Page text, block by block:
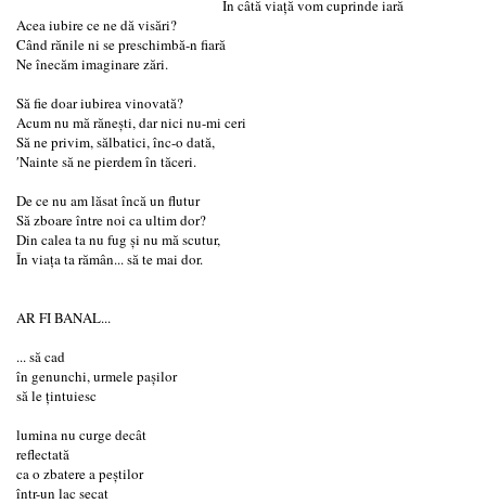
În câtă viață vom cuprinde iară
Acea iubire ce ne dă visări?
Când rănile ni se preschimbă-n fiară
Ne înecăm imaginare zări.
Să fie doar iubirea vinovată?
Acum nu mă rănești, dar nici nu-mi ceri
Să ne privim, sălbatici, înc-o dată,
′Nainte să ne pierdem în tăceri.
De ce nu am lăsat încă un flutur
Să zboare între noi ca ultim dor?
Din calea ta nu fug și nu mă scutur,
În viața ta rămân... să te mai dor.
AR FI BANAL...
... să cad
în genunchi, urmele paşilor
să le ţintuiesc
lumina nu curge decât
reflectată
ca o zbatere a peştilor
într-un lac secat